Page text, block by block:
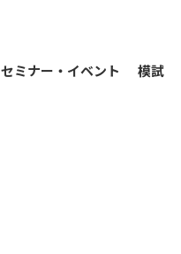
セミナー・イベント 模試